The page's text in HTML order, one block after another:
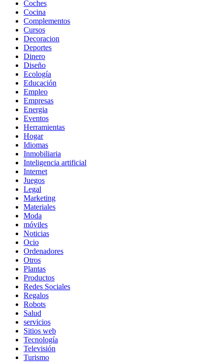
Coches
Cocina
Complementos
Cursos
Decoracion
Deportes
Dinero
Diseño
Ecología
Educación
Empleo
Empresas
Energia
Eventos
Herramientas
Hogar
Idiomas
Inmobiliaria
Inteligencia artificial
Internet
Juegos
Legal
Marketing
Materiales
Moda
móviles
Noticias
Ocio
Ordenadores
Otros
Plantas
Productos
Redes Sociales
Regalos
Robots
Salud
servicios
Sitios web
Tecnología
Televisión
Turismo